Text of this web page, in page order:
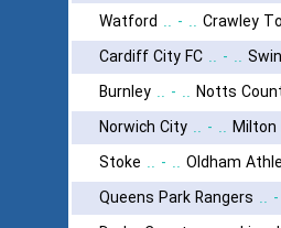
Watford .. - .. Crawley
Cardiff City FC .. - ..
Burnley .. - .. Notts
Norwich City .. - .. Milton
Stoke .. - .. Oldham
Queens Park Rangers .. -